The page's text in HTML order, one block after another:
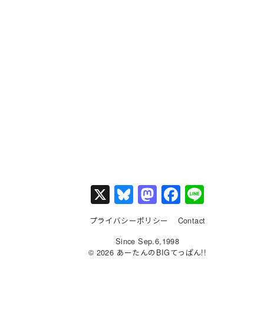
X Bl
u
e
s
M
a
st
o
F
a
c
e
プライバシーポリシー
Contact
Since Sep.6,1998
© 2026 あーたんのBIGてっぱん!!